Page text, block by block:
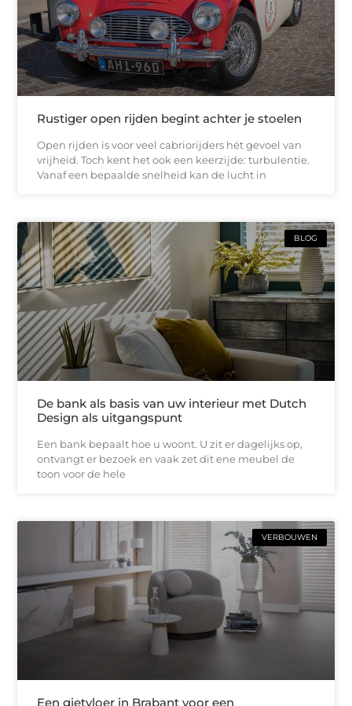
Rustiger open rijden begint achter je stoelen
Open rijden is voor veel cabriorijders hét gevoel van
vrijheid. Toch kent het ook een keerzijde: turbulentie.
Vanaf een bepaalde snelheid kan de lucht in
BLOG
De bank als basis van uw interieur met Dutch
Design als uitgangspunt
Een bank bepaalt hoe u woont. U zit er dagelijks op,
ontvangt er bezoek en vaak zet dit ene meubel de
toon voor de hele
VERBOUWEN
Een gietvloer in Brabant voor een